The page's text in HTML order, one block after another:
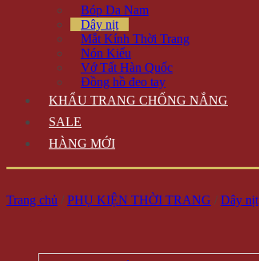
Bóp Da Nam
Dây nịt
Mắt Kính Thời Trang
Nón Kiểu
Vớ Tất Hàn Quốc
Đồng hồ đeo tay
KHẨU TRANG CHỐNG NẮNG
SALE
HÀNG MỚI
Trang chủ / PHỤ KIỆN THỜI TRANG / Dây nịt